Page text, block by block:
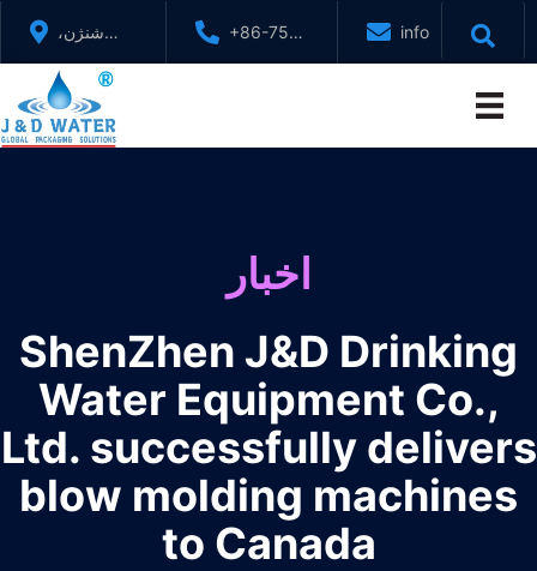
شنژن،
گوانگدونگ،
چین
+86-755-
88321071
اخبار
ShenZhen J&D Drinking
Water Equipment Co.,
Ltd. successfully delivers
blow molding machines
to Canada